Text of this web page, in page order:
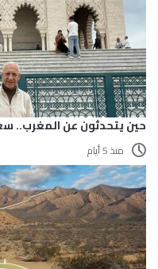
حين يتحدثون عن المغرب..
منذ 5 أيام